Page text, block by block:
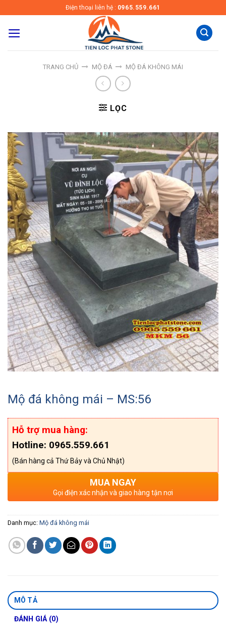
to
content
Điện thoại liên hệ : 0965.559.661
TRANG CHỦ MỘ ĐÁ MỘ ĐÁ KHÔNG MÁI
LỌC
Mộ đá không mái – MS:56
Hỗ trợ mua hàng:
Hotline: 0965.559.661
(Bán hàng cả Thứ Bảy và Chủ Nhật)
MUA NGAY
Gọi điện xác nhận và giao hàng tận nơi
Danh mục: Mộ đá không mái
MÔ TẢ
ĐÁNH GIÁ (0)